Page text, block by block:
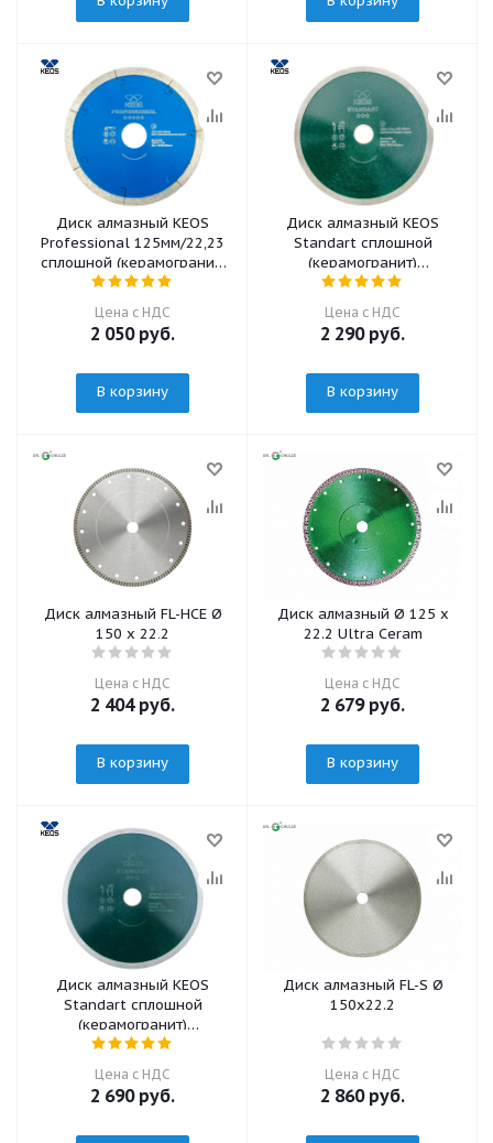
Диск алмазный KEOS
Professional 125мм/22,23
сплошной (керамогранит)
(DBP01.125)
Цена с НДС
2 050руб.
В корзину
Диск алмазный KEOS
Standart сплошной
(керамогранит)
180мм/25,4/22,23
Цена с НДС
2 290руб.
В корзину
Диск алмазный FL-HCE Ø
150 x 22,2
Цена с НДС
2 404руб.
В корзину
Диск алмазный Ø 125 х
22.2 Ultra Ceram
Цена с НДС
2 679руб.
В корзину
Диск алмазный KEOS
Standart сплошной
(керамогранит)
200мм/25,4/22,23
Цена с НДС
2 690руб.
Диск алмазный FL-S Ø
150х22.2
Цена с НДС
2 860руб.